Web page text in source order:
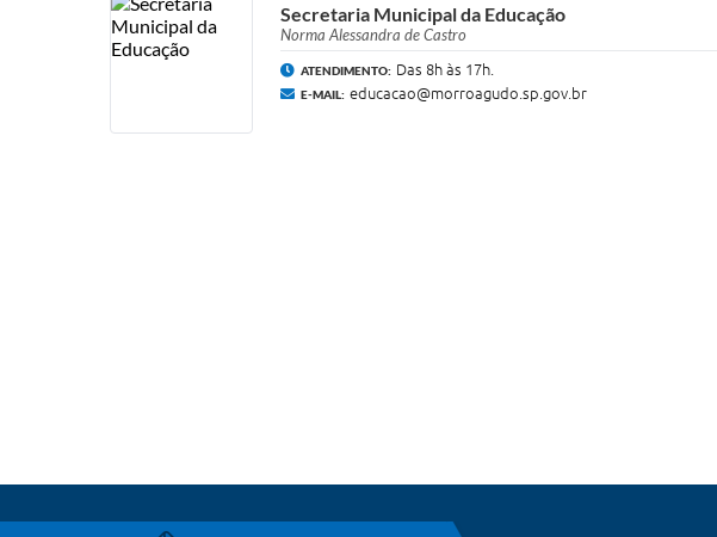
Secretaria Municipal da Educação
Norma Alessandra de Castro
ATENDIMENTO: Das 8h às 17h.
E-MAIL: educacao@morroagudo.sp.gov.br